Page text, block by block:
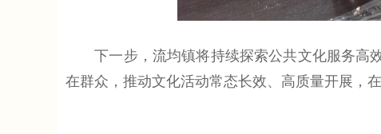
下一步，流均镇将持续探索公共文化服务高效
在群众，推动文化活动常态长效、高质量开展，